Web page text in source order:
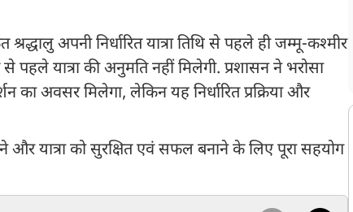
अपनी निर्धारित यात्रा तिथि से पहले ही जम्मू-कश्मीर
पहले यात्रा की अनुमति नहीं मिलेगी. प्रशासन ने भरोसा
का अवसर मिलेगा, लेकिन यह निर्धारित प्रक्रिया और
और यात्रा को सुरक्षित एवं सफल बनाने के लिए पूरा सहयोग